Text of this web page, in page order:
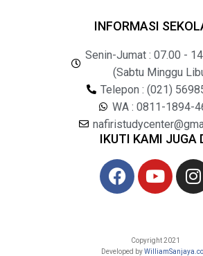
INFORMASI
Senin-Jumat : 07.00 -
(Sabtu Minggu
Telepon : (021)
WA : 0811-1894-
IKUTI KAMI JUGA
Copyright 2021
Developed by